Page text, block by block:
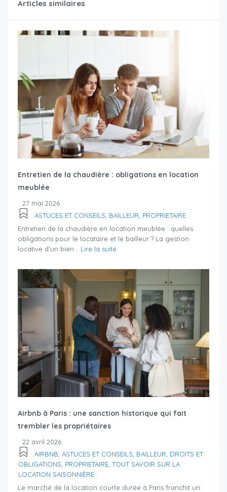
Articles similaires
Entretien de la chaudière : obligations en location
meublée
27 mai 2026
ASTUCES ET CONSEILS BAILLEUR PROPRIETAIRE
Entretien de la chaudière en location meublée : quelles
obligations pour le locataire et le bailleur ? La gestion
locative d’un bien... Lire la suite
Airbnb à Paris : une sanction historique qui fait
trembler les propriétaires
22 avril 2026
AIRBNB ASTUCES ET CONSEILS BAILLEUR DROITS ET
OBLIGATIONS PROPRIETAIRE TOUT SAVOIR SUR LA
LOCATION SAISONNIÈRE
Le marché de la location courte durée à Paris franchit un